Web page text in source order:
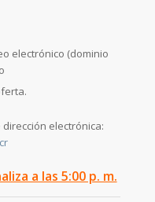
electrónico (dominio
electrónica:
a las 5:00 p. m.